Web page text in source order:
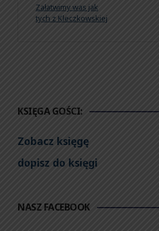
Załatwimy was jak
tych z Kleczkowskiej
KSIĘGA GOŚCI:
Zobacz księgę
dopisz do księgi
NASZ FACEBOOK